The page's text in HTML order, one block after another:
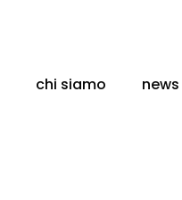
chi siamo news